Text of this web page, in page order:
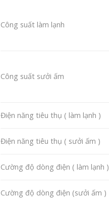
Công suất làm lạnh
Công suất sưởi ấm
Điện năng tiêu thụ ( làm lạnh )
Điện năng tiêu thụ ( sưởi ấm )
Cường độ dòng điện ( làm lạnh )
Cường độ dòng điện (sưởi ấm )